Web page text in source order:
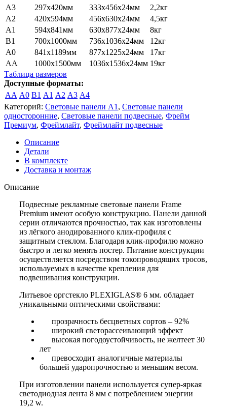
A3
297х420мм 333х456х24мм
2,2кг
A2
420х594мм 456х630х24мм
4,5кг
A1
594х841мм 630х877х24мм
8кг
B1
700х1000мм 736х1036х24мм
12кг
A0
841х1189мм 877х1225х24мм
17кг
AA
1000х1500мм 1036х1536х24мм 19кг
Таблица размеров
Доступные форматы:
AA A0 B1 A1 A2 A3 A4
Категорий: Световые панели А1 , Световые панели
односторонние, Световые панели подвесные, Фрейм
Премиум, Фреймлайт, Фреймлайт подвесные
Описание
Детали
В комплекте
Доставка и монтаж
Описание
Подвесные рекламные световые панели Frame
Premium имеют особую конструкцию. Панели данной
серии отличаются прочностью, так как изготовлены
из лёгкого анодированного клик-профиля с
защитным стеклом. Благодаря клик-профилю можно
быстро и легко менять постер. Питание конструкции
осуществляется посредством токопроводящих тросов,
используемых в качестве крепления для
подвешивания конструкции.
Литьевое оргстекло PLEXIGLAS® 6 мм. обладает
уникальными оптическими свойствами:
прозрачность бесцветных сортов – 92%
широкий светорассеивающий эффект
высокая погодоустойчивость, не желтеет 30
лет
превосходит аналогичные материалы
большей ударопрочностью и меньшим весом.
При изготовлении панели используется супер-яркая
светодиодная лента 8 мм с потреблением энергии
19,2 w.